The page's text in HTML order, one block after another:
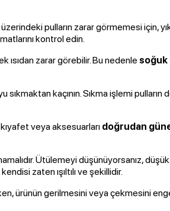
pulların zarar görmemesi
kontrol edin.
ısıdan zarar görebilir. Bu nedenle soğuk
sıkmaktan kaçının. Sıkma işlemi
veya aksesuarları doğrudan
Ütülemeyi düşünüyorsanız,
zaten ışıltılı ve şekillidir.
ürünün gerilmesini veya çekmesini